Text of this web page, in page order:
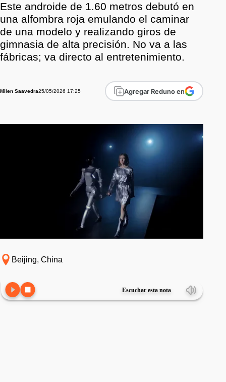
Este androide de 1.60 metros debutó en
una alfombra roja emulando el caminar
de una modelo y realizando giros de
gimnasia de alta precisión. No va a las
fábricas; va directo al entretenimiento.
Milen Saavedra25/05/2026 17:25 Agregar Reduno en
Beijing, China
Escuchar esta nota